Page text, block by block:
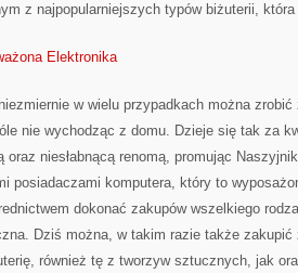
z najpopularniejszych typów biżuterii, która
Elektronika
w wielu przypadkach można
nie wychodząc z domu. Dzieje się tak za
niesłabnącą renomą, promując
posiadaczami komputera, który to
dokonać zakupów wszelkiego
Dziś można, w takim razie także zakupić
również tę z tworzyw sztucznych, jak